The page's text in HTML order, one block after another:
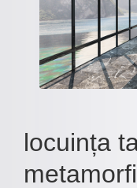
locuința